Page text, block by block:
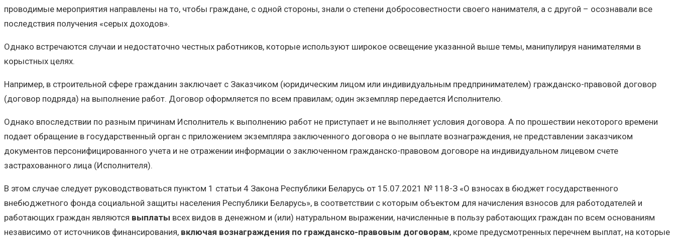
проводимые мероприятия направлены на то, чтобы граждане, с одной стороны, знали о степени добросовестности своего нанимателя, а с другой – осознавали все
последствия получения «серых доходов».
Однако встречаются случаи и недостаточно честных работников, которые используют широкое освещение указанной выше темы, манипулируя нанимателями в
корыстных целях.
Например, в строительной сфере гражданин заключает с Заказчиком (юридическим лицом или индивидуальным предпринимателем) гражданско-правовой договор
(договор подряда) на выполнение работ. Договор оформляется по всем правилам; один экземпляр передается Исполнителю.
Однако впоследствии по разным причинам Исполнитель к выполнению работ не приступает и не выполняет условия договора. А по прошествии некоторого времени
подает обращение в государственный орган с приложением экземпляра заключенного договора о не выплате вознаграждения, не представлении заказчиком
документов персонифицированного учета и не отражении информации о заключенном гражданско-правовом договоре на индивидуальном лицевом счете
застрахованного лица (Исполнителя).
В этом случае следует руководствоваться пунктом 1 статьи 4 Закона Республики Беларусь от 15.07.2021 № 118-З «О взносах в бюджет государственного
внебюджетного фонда социальной защиты населения Республики Беларусь», в соответствии с которым объектом для начисления взносов для работодателей и
работающих граждан являются выплаты всех видов в денежном и (или) натуральном выражении, начисленные в пользу работающих граждан по всем основаниям
независимо от источников финансирования, включая вознаграждения по гражданско-правовым договорам, кроме предусмотренных перечнем выплат, на которые